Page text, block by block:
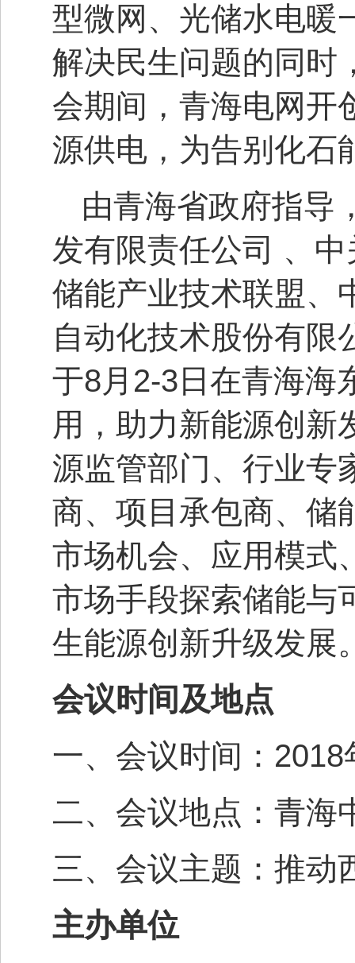
型微网、光储水电暖
解决民生问题的同时
会期间，青海电网开
源供电，为告别化石
由青海省政府指导
发有限责任公司 、
储能产业技术联盟、
自动化技术股份有限
于8月 2-3 日在青海海
用，助力新能源创新
源监管部门、行业专
商、项目承包商、储
市场机会、应用模式
市场手段探索储能与
生能源创新升级发展
会议时间及地点
一、会议时间： 2018
二、会议地点：青海
三、会议主题：推动
主办单位